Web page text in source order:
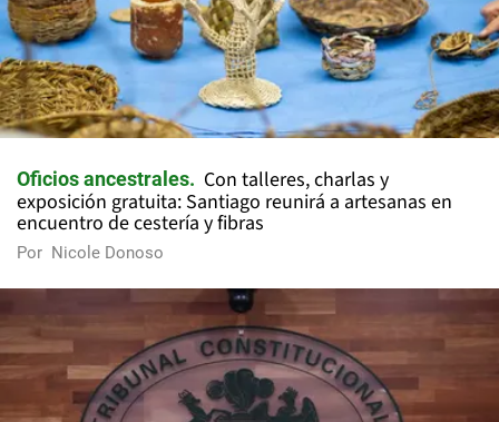
Oficios ancestrales
Con talleres, charlas y
exposición gratuita: Santiago reunirá a artesanas en
encuentro de cestería y fibras
Por Nicole Donoso